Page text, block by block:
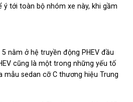
tới toàn bộ nhóm xe này, khi gầm
nằm ở hệ truyền động PHEV đầu
cũng là một trong những yếu tố
sedan cỡ C thương hiệu Trung